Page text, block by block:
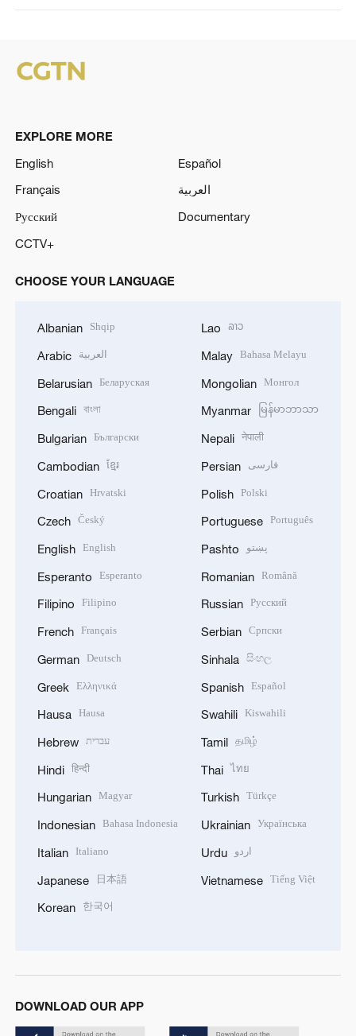
EXPLORE MORE
English
Español
Français
العربية
Русский
Documentary
CCTV+
CHOOSE YOUR LANGUAGE
Albanian Shqip
Arabic العربية
Belarusian Беларуская
Bengali বাংলা
Bulgarian Български
Cambodian ខ្មែរ
Croatian Hrvatski
Czech Český
English English
Esperanto Esperanto
Filipino Filipino
French Français
German Deutsch
Greek Ελληνικά
Hausa Hausa
Hebrew עברית
Hindi हिन्दी
Hungarian Magyar
Indonesian Bahasa Indonesia
Italian Italiano
Japanese 日本語
Korean 한국어
Lao ລາວ
Malay Bahasa Melayu
Mongolian Монгол
Myanmar မြန်မာဘာသာ
Nepali नेपाली
Persian فارسی
Polish Polski
Portuguese Português
Pashto پښتو
Romanian Română
Russian Русский
Serbian Српски
Sinhala සිංහල
Spanish Español
Swahili Kiswahili
Tamil தமிழ்
Thai ไทย
Turkish Türkçe
Ukrainian Українська
Urdu اردو
Vietnamese Tiếng Việt
DOWNLOAD OUR APP